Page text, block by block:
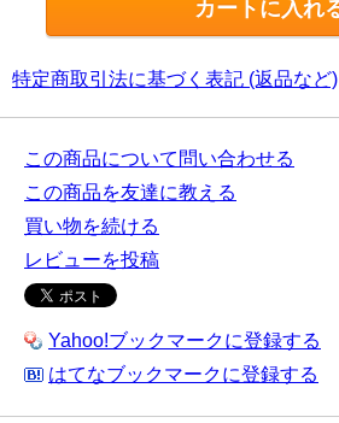
特定商取引法に基づく表記 (返品など)
この商品について問い合わせる
この商品を友達に教える
買い物を続ける
レビューを投稿
Yahoo!ブックマークに登録する
はてなブックマークに登録する